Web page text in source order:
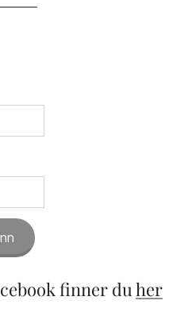
finner duher